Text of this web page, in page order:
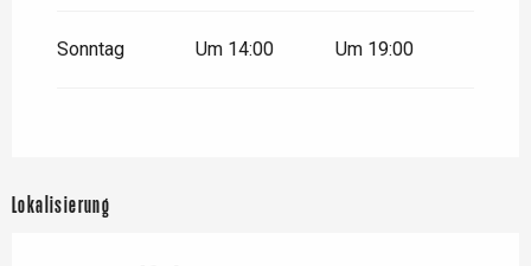
Sonntag Um 14:00 Um 19:00
Lokalisierung